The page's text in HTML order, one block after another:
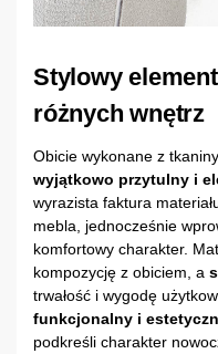
Stylowy
różnych wnętrz
Obicie wykonane z
wyjątkowo przytulny i
wyrazista faktura
mebla, jednocześnie
komfortowy charakter.
kompozycję z obiciem, a
trwałość i wygodę
funkcjonalny i
podkreśli charakter